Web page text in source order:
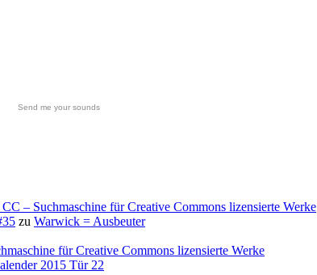
Send me your sounds
CC – Suchmaschine für Creative Commons lizensierte Werke
zu Warwick = Ausbeuter
für Creative Commons lizensierte Werke
2015 Tür 22